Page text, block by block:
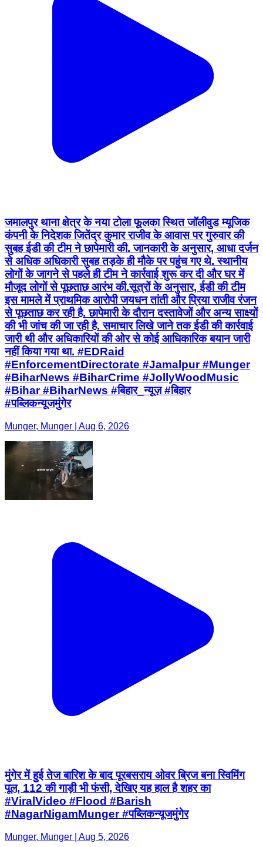
जमालपुर थाना क्षेत्र के नया टोला फूलका स्थित जॉलीवुड म्यूजिक
कंपनी के निदेशक जितेंद्र कुमार राजीव के आवास पर गुरुवार की
सुबह ईडी की टीम ने छापेमारी की. जानकारी के अनुसार, आधा दर्जन
से अधिक अधिकारी सुबह तड़के ही मौके पर पहुंच गए थे. स्थानीय
लोगों के जागने से पहले ही टीम ने कार्रवाई शुरू कर दी और घर में
मौजूद लोगों से पूछताछ आरंभ की.सूत्रों के अनुसार, ईडी की टीम
इस मामले में प्राथमिक आरोपी जयधन तांती और प्रिया राजीव रंजन
से पूछताछ कर रही है. छापेमारी के दौरान दस्तावेजों और अन्य साक्ष्यों
की भी जांच की जा रही है. समाचार लिखे जाने तक ईडी की कार्रवाई
जारी थी और अधिकारियों की ओर से कोई आधिकारिक बयान जारी
नहीं किया गया था. #EDRaid
#EnforcementDirectorate #Jamalpur #Munger
#BiharNews #BiharCrime #JollyWoodMusic
#Bihar #BiharNews #बिहार_न्यूज़ #बिहार
#पब्लिकन्यूजमुंगेर
Munger, Munger | Aug 6, 2026
मुंगेर में हुई तेज बारिश के बाद पूरबसराय ओवर ब्रिज बना स्विमिंग
पूल, 112 की गाड़ी भी फंसी, देखिए यह हाल है शहर का
#ViralVideo #Flood #Barish
#NagarNigamMunger #पब्लिकन्यूजमुंगेर
Munger, Munger | Aug 5, 2026